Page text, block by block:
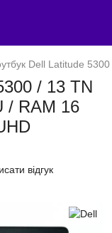
Dell Latitude
/ 13 TN
/ RAM 16
відгук